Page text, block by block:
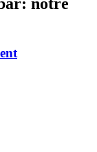
notre